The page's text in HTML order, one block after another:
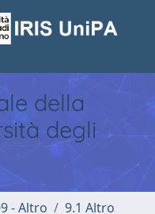
della
degli
- Altro 9.1 Altro